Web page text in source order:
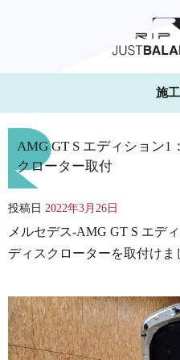
施
AMG GT S エディション1
クローター取付
投稿日 2022年3月26日
メルセデス-AMG GT S エデ
ディスクローターを取付けま